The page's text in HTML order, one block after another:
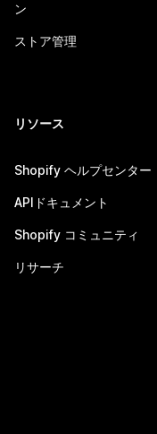
ン
ストア管理
リソース
Shopify ヘルプセンター
APIドキュメント
Shopify コミュニティ
リサーチ